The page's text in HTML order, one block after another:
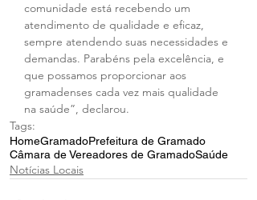
comunidade está recebendo um
atendimento de qualidade e eficaz,
sempre atendendo suas necessidades e
demandas. Parabéns pela excelência, e
que possamos proporcionar aos
gramadenses cada vez mais qualidade
na saúde”, declarou.
Tags:
HomeGramadoPrefeitura de Gramado
Câmara de Vereadores de GramadoSaúde
Notícias Locais